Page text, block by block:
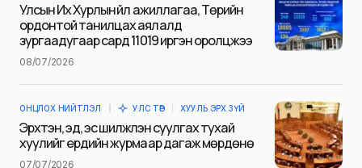
тэмдэглэсэн
Name
Улсын Их Хурлын үйл ажиллагаа, Төрийн
ордонтой танилцах аялалд
зургаадугаар сард 11019 иргэн оролцжээ
08/07/2026
ОНЦЛОХ НИЙТЛЭЛ УЛС ТӨР ХУУЛЬ ЭРХ ЗҮЙ
Эрхтэн, эд, эс шилжүүлэн суулгах тухай
хуулийг ердийн журмаар дагаж мөрдөнө
07/07/2026